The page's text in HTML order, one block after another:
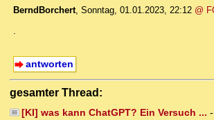
BerndBorchert, Sonntag, 01.01.2023, 22:12 @
.
antworten
gesamter Thread:
[KI] was kann ChatGPT? Ein Versuch ... -